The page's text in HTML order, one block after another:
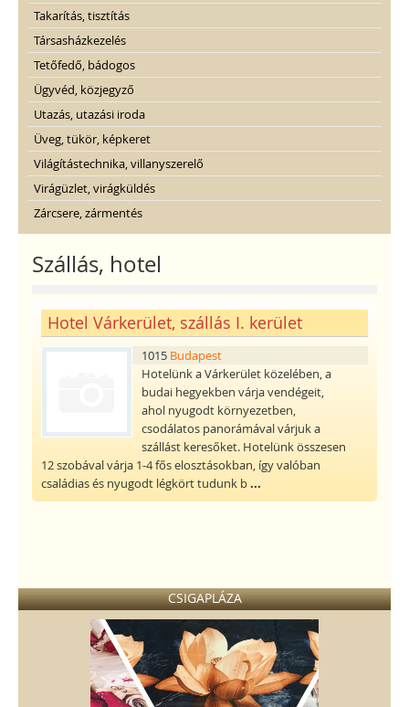
Takarítás, tisztítás
Társasházkezelés
Tetőfedő, bádogos
Ügyvéd, közjegyző
Utazás, utazási iroda
Üveg, tükör, képkeret
Világítástechnika, villanyszerelő
Virágüzlet, virágküldés
Zárcsere, zármentés
Szállás, hotel
Hotel Várkerület, szállás I. kerület
1015 Budapest
Hotelünk a Várkerület közelében, a
budai hegyekben várja vendégeit,
ahol nyugodt környezetben,
csodálatos panorámával várjuk a
szállást keresőket. Hotelünk összesen
12 szobával várja 1-4 fős elosztásokban, így valóban
családias és nyugodt légkört tudunk b...
CSIGAPLÁZA